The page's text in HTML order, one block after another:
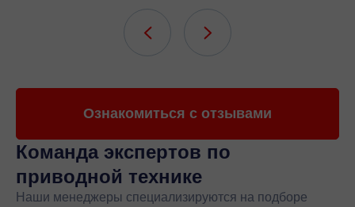
Ознакомиться с отзывами
Команда экспертов по
приводной технике
Наши менеджеры специализируются на подборе